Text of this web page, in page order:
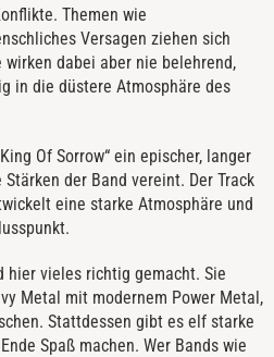
Themen wie
Versagen ziehen sich
wirken dabei aber nie belehrend,
in die düstere Atmosphäre des
Of Sorrow“ ein epischer, langer
der Band vereint. Der Track
eine starke Atmosphäre und
hier vieles richtig gemacht. Sie
Metal mit modernem Power Metal,
Stattdessen gibt es elf starke
Spaß machen. Wer Bands wie